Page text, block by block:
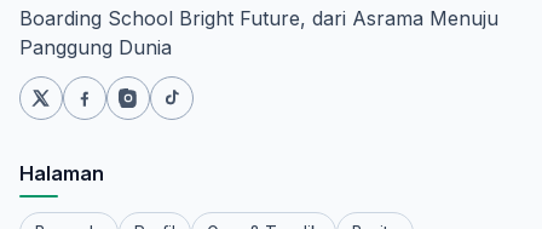
Boarding School Bright Future, dari Asrama Menuju
Panggung Dunia
Halaman